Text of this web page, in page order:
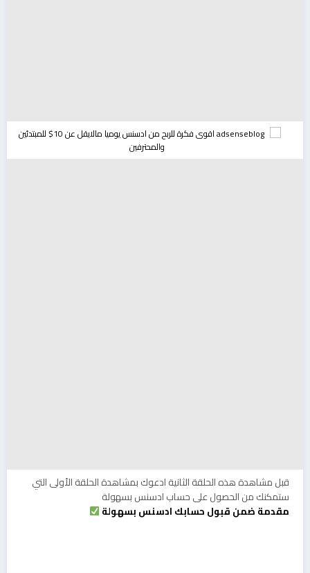
قبل مشاهدة هذه الحلقة الثانية ادعوك بمشاهدة الحلقة الأولى التي
ستمكنك من الحصول على حساب ادسنس بسهولة
مقدمة ضمن قبول حسابك ادسنس بسهولة